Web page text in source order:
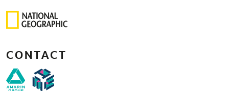
CONTACT